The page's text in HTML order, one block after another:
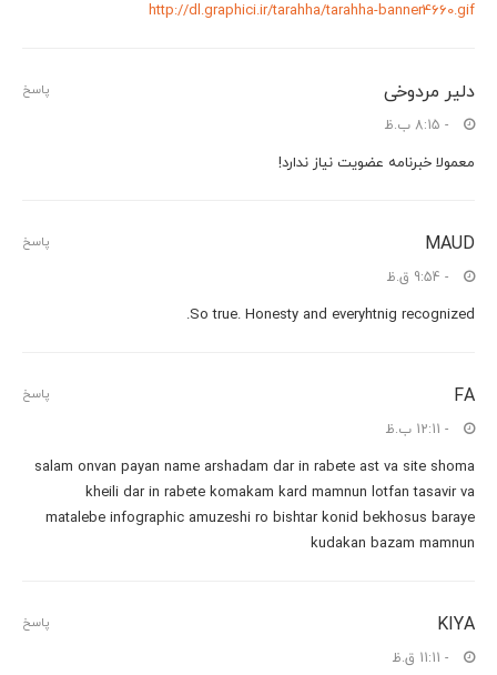
http://dl.graphici.ir/tarahha/tarahha-banner4660.gif
دلیر مردوخی
- 8:15 ب.ظ
معمولا خبرنامه عضویت نیاز ندارد!
پاسخ
MAUD
- 9:54 ق.ظ
So true. Honesty and everyhtnig recognized.
پاسخ
FA
- 12:11 ب.ظ
salam onvan payan name arshadam dar in rabete ast va site shoma
kheili dar in rabete komakam kard mamnun lotfan tasavir va
matalebe infographic amuzeshi ro bishtar konid bekhosus baraye
kudakan bazam mamnun
پاسخ
KIYA
- 11:11 ق.ظ
پاسخ